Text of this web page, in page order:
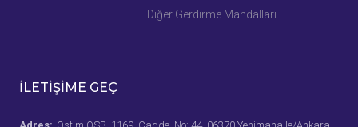
Diğer Gerdirme Mandalları
İLETİŞİME GEÇ